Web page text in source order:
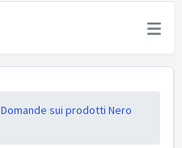
Domande sui prodotti Nero